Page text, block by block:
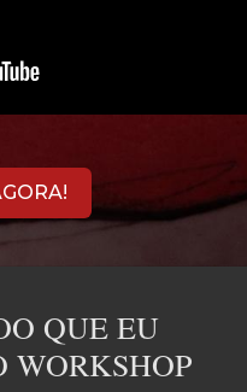
QUE EU
WORKSHOP